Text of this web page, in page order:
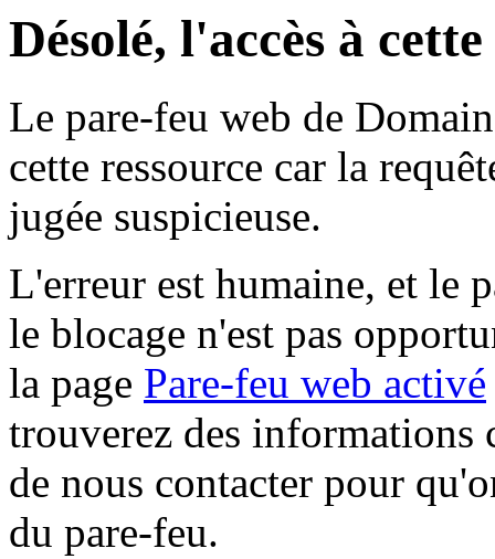
Désolé, l'accès à
Le pare-feu web de
cette ressource car la
jugée suspicieuse.
L'erreur est humaine, et le
le blocage n'est pas
la page Pare-feu web activé
trouverez des informations
de nous contacter pour
du pare-feu.